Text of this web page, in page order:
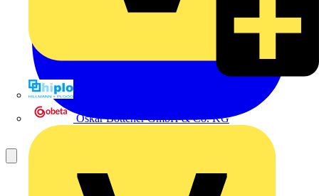
Oskar Böttcher GmbH & Co. KG